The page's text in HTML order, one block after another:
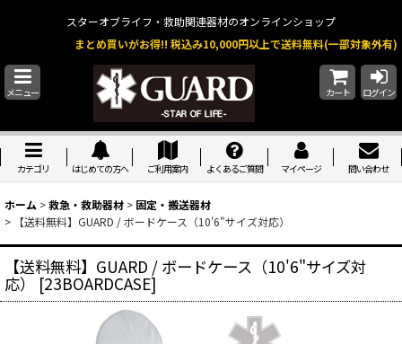
スターオブライフ・救助関連器材のオンラインショップ
まとめ買いがお得!! 税込み10,000円以上で送料無料(一部対象外有)
メニュー カート ログイン
カテゴリ はじめての方へ ご利用案内 よくあるご質問 マイページ 問い合わせ
ホーム >救急・救助器材 > 固定・搬送器材
>
【送料無料】GUARD / ボードケース（10'6"サイズ対応）
【送料無料】GUARD / ボードケース（10'6"サイズ対
応） [23BOARDCASE]